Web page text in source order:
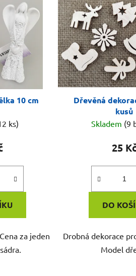
10 cm
ks)
za jeden
Dřevěná
kusů
Skladem (9
25
DO
Drobná dekorace
Model